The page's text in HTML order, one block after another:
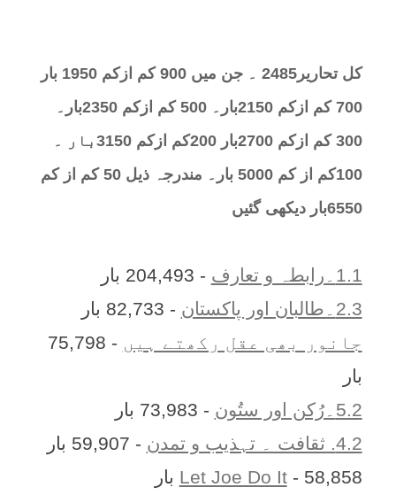
کل تحارير2485 ۔ جن میں 900 کم ازکم 1950 بار
700 کم ازکم 2150بار۔ 500 کم ازکم 2350بار۔
300 کم ازکم 2700بار 200کم ازکم 3150بار ۔
100کم از کم 5000 بار۔ مندرجہ ذیل 50 کم از کم
6550بار دیکھی گئیں
1.1۔رابطہ و تعارف
- 204,493 بار
2.3۔طالبان اور پاکستان
- 82,733 بار
جانور بھی عقل رکھتے ہیں
- 75,798
بار
5.2۔رُکن اور ستُون
- 73,983 بار
4.2. ثقافت ۔ تہذیب و تمدن
- 59,907 بار
Let Joe Do It- 58,858 بار